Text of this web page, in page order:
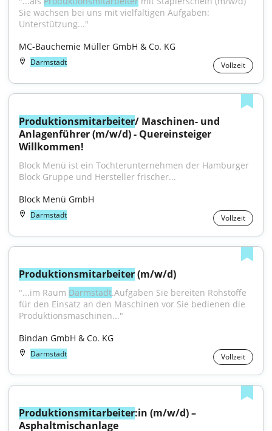
Sie wachsen bei uns mit vielfältigen Aufgaben:
Unterstützung..."
MC-Bauchemie Müller GmbH & Co. KG
Darmstadt Vollzeit
Produktionsmitarbeiter/ Maschinen- und
Anlagenführer (m/w/d) - Quereinsteiger
Willkommen!
Block Menü ist ein Tochterunternehmen der Hamburger
Block Gruppe und Hersteller frischer...
Block Menü GmbH
Darmstadt Vollzeit
Produktionsmitarbeiter (m/w/d)
"...im Raum Darmstadt.Aufgaben Sie bereiten Rohstoffe
für den Einsatz an den Maschinen vor Sie bedienen die
Produktionsmaschinen..."
Bindan GmbH & Co. KG
Darmstadt Vollzeit
Produktionsmitarbeiter:in (m/w/d) –
Asphaltmischanlage